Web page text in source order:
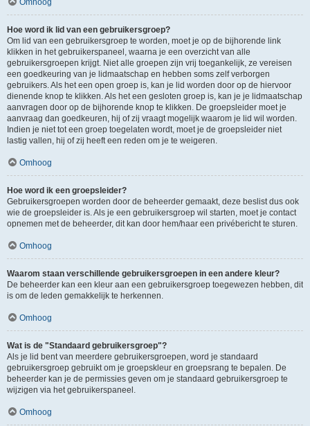
Omhoog
Hoe word ik lid van een gebruikersgroep?
Om lid van een gebruikersgroep te worden, moet je op de bijhorende link
klikken in het gebruikerspaneel, waarna je een overzicht van alle
gebruikersgroepen krijgt. Niet alle groepen zijn vrij toegankelijk, ze vereisen
een goedkeuring van je lidmaatschap en hebben soms zelf verborgen
gebruikers. Als het een open groep is, kan je lid worden door op de hiervoor
dienende knop te klikken. Als het een gesloten groep is, kan je je lidmaatschap
aanvragen door op de bijhorende knop te klikken. De groepsleider moet je
aanvraag dan goedkeuren, hij of zij vraagt mogelijk waarom je lid wil worden.
Indien je niet tot een groep toegelaten wordt, moet je de groepsleider niet
lastig vallen, hij of zij heeft een reden om je te weigeren.
Omhoog
Hoe word ik een groepsleider?
Gebruikersgroepen worden door de beheerder gemaakt, deze beslist dus ook
wie de groepsleider is. Als je een gebruikersgroep wil starten, moet je contact
opnemen met de beheerder, dit kan door hem/haar een privébericht te sturen.
Omhoog
Waarom staan verschillende gebruikersgroepen in een andere kleur?
De beheerder kan een kleur aan een gebruikersgroep toegewezen hebben, dit
is om de leden gemakkelijk te herkennen.
Omhoog
Wat is de "Standaard gebruikersgroep"?
Als je lid bent van meerdere gebruikersgroepen, word je standaard
gebruikersgroep gebruikt om je groepskleur en groepsrang te bepalen. De
beheerder kan je de permissies geven om je standaard gebruikersgroep te
wijzigen via het gebruikerspaneel.
Omhoog